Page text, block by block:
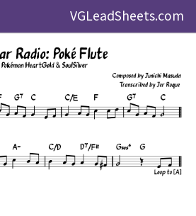
VGLeadSheets.com